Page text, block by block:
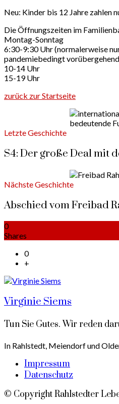
Neu: Kinder bis 12 Jahre zahlen
Die Öffnungszeiten im
Montag-Sonntag
6:30-9:30 Uhr (normalerweise
pandemiebedingt
10-14 Uhr
15-19 Uhr
zurück zur Startseite
Letzte Geschichte
S4: Der große Deal mit
Nächste Geschichte
Abschied vom Freibad
0
Shares
0
+
Virginie Siems
Tun Sie Gutes. Wir reden
In Rahlstedt, Meiendorf und
Impressum
Datenschutz
© Copyright Rahlstedter